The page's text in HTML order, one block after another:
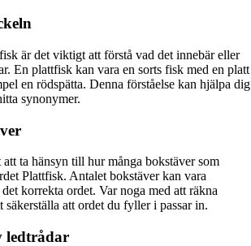
är det viktigt att förstå vad det innebär eller
En plattfisk kan vara en sorts fisk med en platt
en rödspätta. Denna förståelse kan hjälpa dig
synonymer.
ta hänsyn till hur många bokstäver som
Plattfisk. Antalet bokstäver kan vara
korrekta ordet. Var noga med att räkna
säkerställa att ordet du fyller i passar in.
ledtrådar